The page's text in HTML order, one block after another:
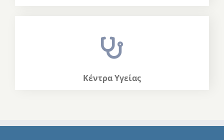
Κέντρα Υγείας